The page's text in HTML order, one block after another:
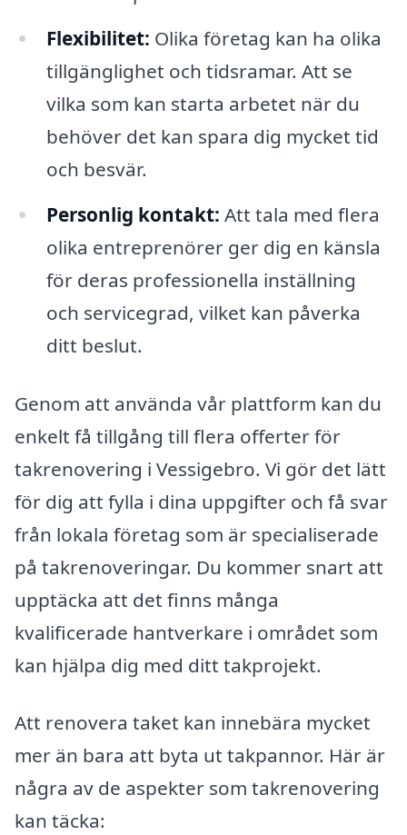
Flexibilitet: Olika företag kan ha olika
tillgänglighet och tidsramar. Att se
vilka som kan starta arbetet när du
behöver det kan spara dig mycket tid
och besvär.
Personlig kontakt: Att tala med flera
olika entreprenörer ger dig en känsla
för deras professionella inställning
och servicegrad, vilket kan påverka
ditt beslut.
Genom att använda vår plattform kan du
enkelt få tillgång till flera offerter för
takrenovering i Vessigebro. Vi gör det lätt
för dig att fylla i dina uppgifter och få svar
från lokala företag som är specialiserade
på takrenoveringar. Du kommer snart att
upptäcka att det finns många
kvalificerade hantverkare i området som
kan hjälpa dig med ditt takprojekt.
Att renovera taket kan innebära mycket
mer än bara att byta ut takpannor. Här är
några av de aspekter som takrenovering
kan täcka: